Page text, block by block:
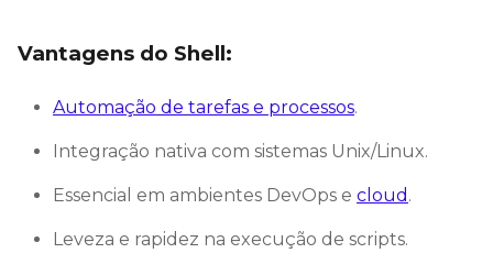
Vantagens do Shell:
Automação de tarefas e processos.
Integração nativa com sistemas Unix/Linux.
Essencial em ambientes DevOps e cloud .
Leveza e rapidez na execução de scripts.